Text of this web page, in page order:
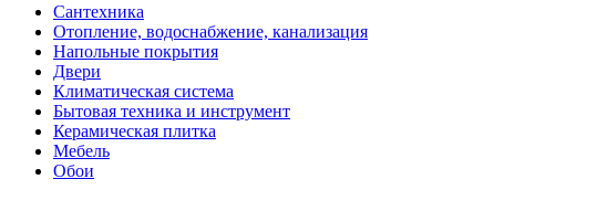
Сантехника
Отопление, водоснабжение, канализация
Напольные покрытия
Двери
Климатическая система
Бытовая техника и инструмент
Керамическая плитка
Мебель
Обои